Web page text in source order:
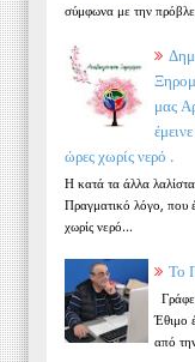
σύμφωνα με την
μας
ώρες χωρίς νερό .
Η κατά τα άλλα
Πραγματικό λόγο, που
χωρίς νερό...
Το
Έθιμο
από